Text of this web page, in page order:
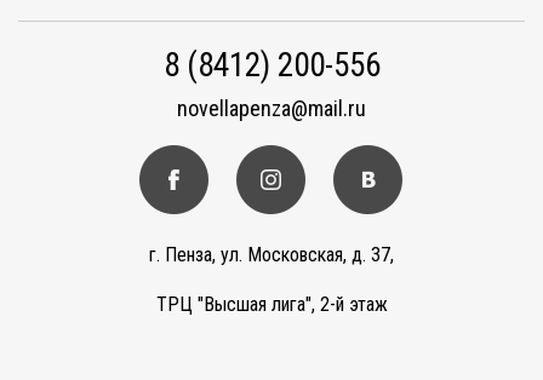
8 (8412) 200-556
novellapenza@mail.ru
г. Пенза, ул. Московская, д. 37,
ТРЦ "Высшая лига", 2-й этаж